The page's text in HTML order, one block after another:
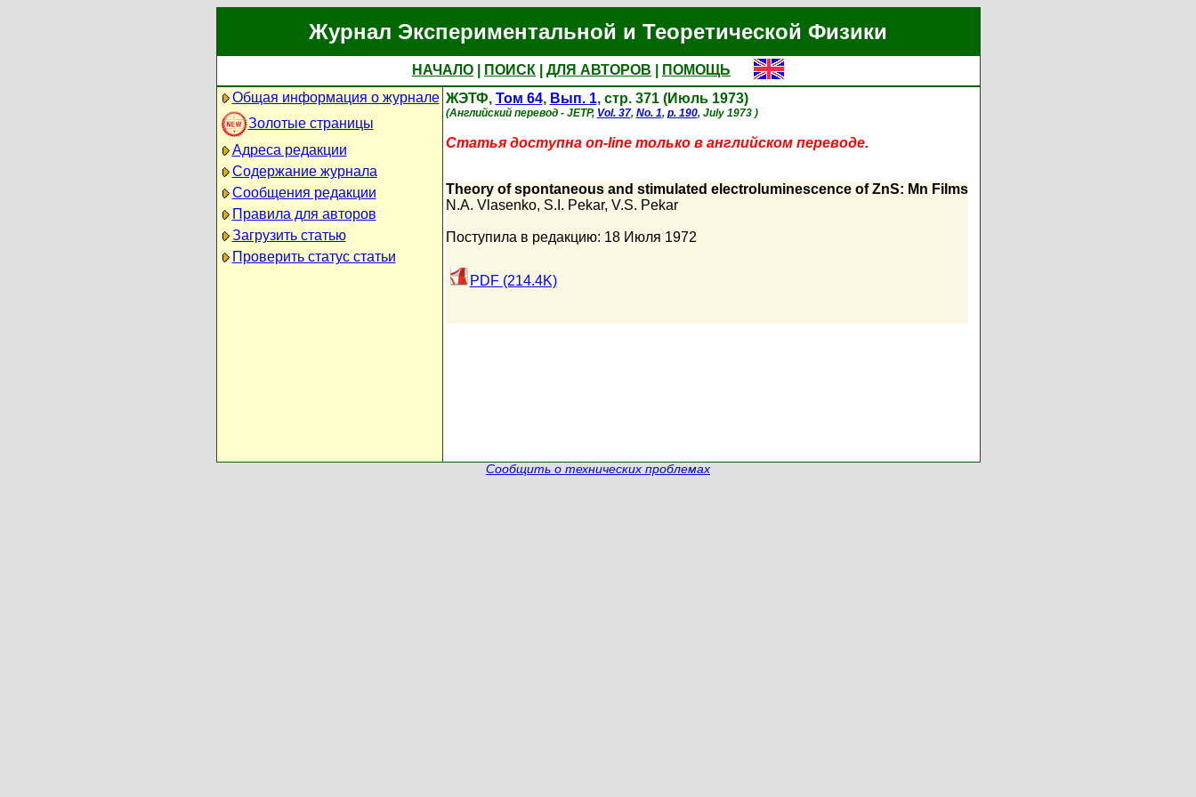
Журнал Экспериментальной и Теоретической Физики
НАЧАЛО ПОИСК ДЛЯ АВТОРОВ
ПОМОЩЬ
Общая информация о журнале
Золотые страницы
Адреса редакции
Содержание журнала
Сообщения редакции
Правила для авторов
Загрузить статью
Проверить статус статьи
ЖЭТФ, Том 64, Вып. 1, стр. 371 (Июль 1973)
(Английский перевод - JETP, Vol. 37, No. 1, p. 190, July 1973 )
Статья доступна on-line только в английском переводе.
Theory of spontaneous and stimulated electroluminescence of ZnS: Mn Films
N.A. Vlasenko, S.I. Pekar, V.S. Pekar
Поступила в редакцию: 18 Июля 1972
PDF (214.4K)
Сообщить о технических проблемах